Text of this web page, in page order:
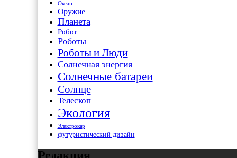
Океан
Оружие
Планета
Робот
Роботы
Роботы и Люди
Солнечная энергия
Солнечные батареи
Солнце
Телескоп
Экология
Электрокар
футуристический дизайн